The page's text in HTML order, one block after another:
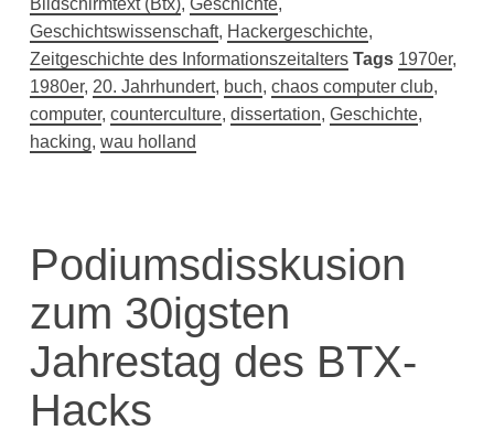
Bildschirmtext (Btx), Geschichte,
Geschichtswissenschaft, Hackergeschichte,
Zeitgeschichte des Informationszeitalters Tags 1970er,
1980er, 20. Jahrhundert, buch, chaos computer club,
computer, counterculture, dissertation, Geschichte,
hacking, wau holland
Podiumsdisskusion
zum 30igsten
Jahrestag des BTX-
Hacks